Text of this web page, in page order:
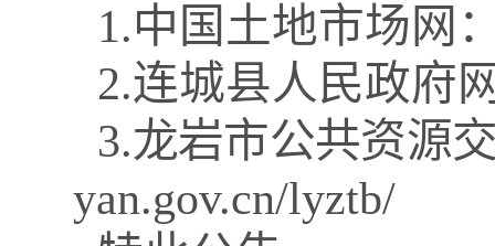
1.中国土地市场网
2.连城县人民政府
3.龙岩市公共资源
yan.gov.cn/lyztb/